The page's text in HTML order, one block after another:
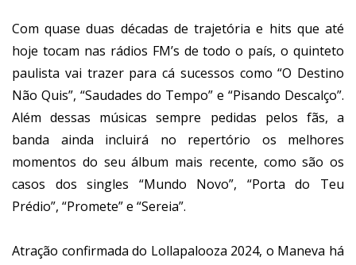
Com quase duas décadas de trajetória e hits que até
hoje tocam nas rádios FM’s de todo o país, o quinteto
paulista vai trazer para cá sucessos como “O Destino
Não Quis”, “Saudades do Tempo” e “Pisando Descalço”.
Além dessas músicas sempre pedidas pelos fãs, a
banda ainda incluirá no repertório os melhores
momentos do seu álbum mais recente, como são os
casos dos singles “Mundo Novo”, “Porta do Teu
Prédio”, “Promete” e “Sereia”.
Atração confirmada do Lollapalooza 2024, o Maneva há